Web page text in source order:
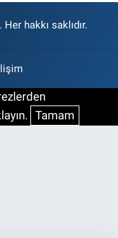
hakkı saklıdır.
Tamam